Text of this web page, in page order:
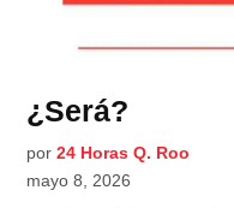
¿Será?
por 24 Horas Q. Roo
mayo 8, 2026